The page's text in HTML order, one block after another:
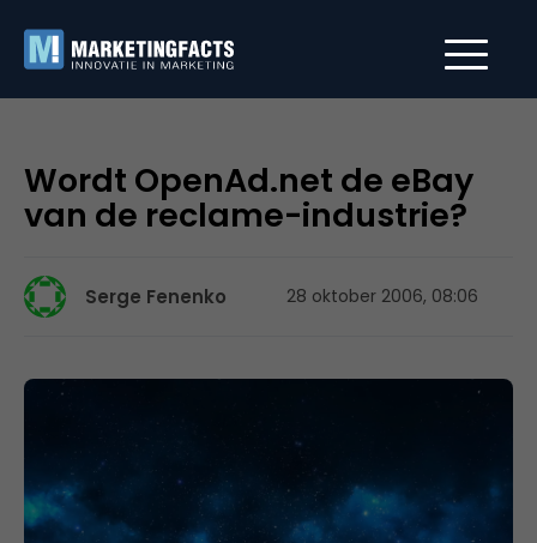
Wordt OpenAd.net de eBay
van de reclame-industrie?
Serge Fenenko 28 oktober 2006, 08:06